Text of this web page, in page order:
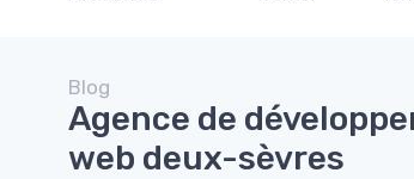
Blog
Agence de
web deux-sèvres